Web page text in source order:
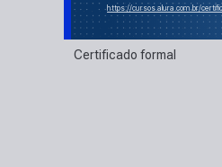
https://cursos.alura.com.br/
Certificado formal